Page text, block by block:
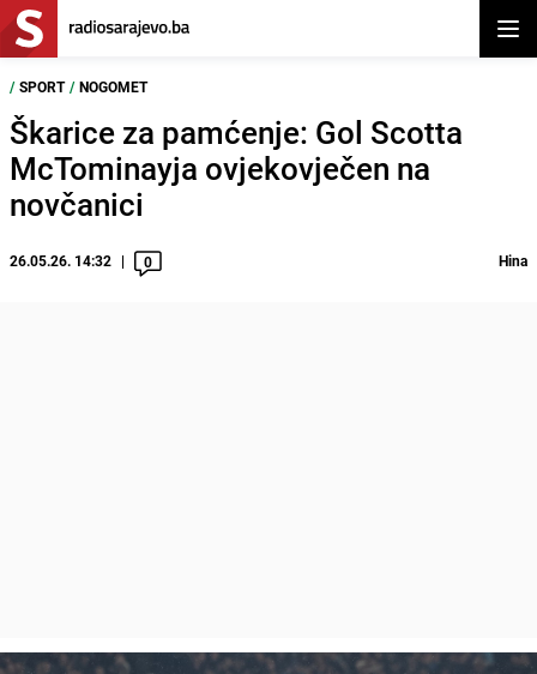
/ SPORT / NOGOMET
Škarice za pamćenje: Gol Scotta
McTominayja ovjekovječen na
novčanici
26.05.26. 14:32 0 Hina